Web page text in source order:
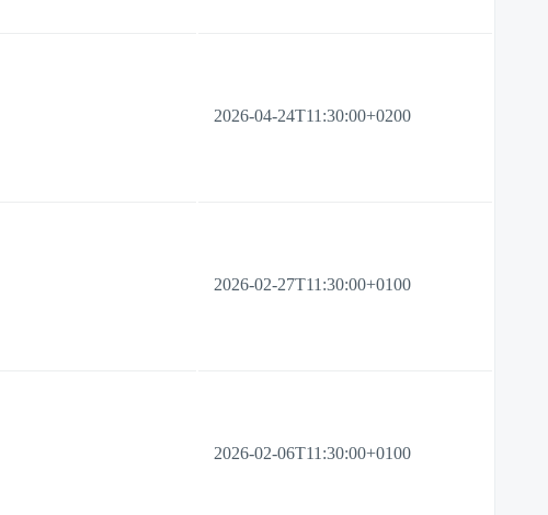
2026-04-24T11:30:00+0200
2026-02-27T11:30:00+0100
2026-02-06T11:30:00+0100